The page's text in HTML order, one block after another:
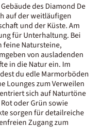
des Diamond De
auf der weitläufigen
und der Küste. Am
für Unterhaltung. Bei
Natursteine,
von ausladenden
in die Natur ein. Im
du edle Marmorböden
Lounges zum Verweilen
sich auf Naturtöne
oder Grün sowie
sorgen für detailreiche
Zugang zum